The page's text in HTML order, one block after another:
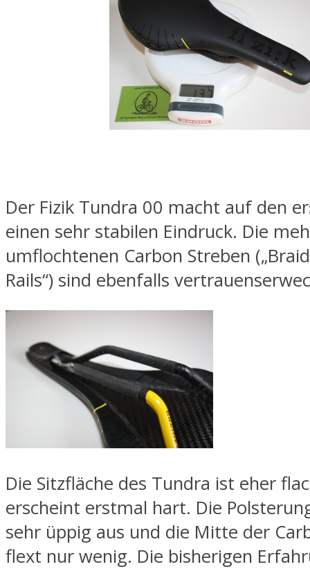
Der Fizik Tundra 00 macht auf den
einen sehr stabilen Eindruck. Die
umflochtenen Carbon Streben
Rails“) sind ebenfalls
Die Sitzfläche des Tundra ist eher
erscheint erstmal hart. Die
sehr üppig aus und die Mitte der
flext nur wenig. Die bisherigen